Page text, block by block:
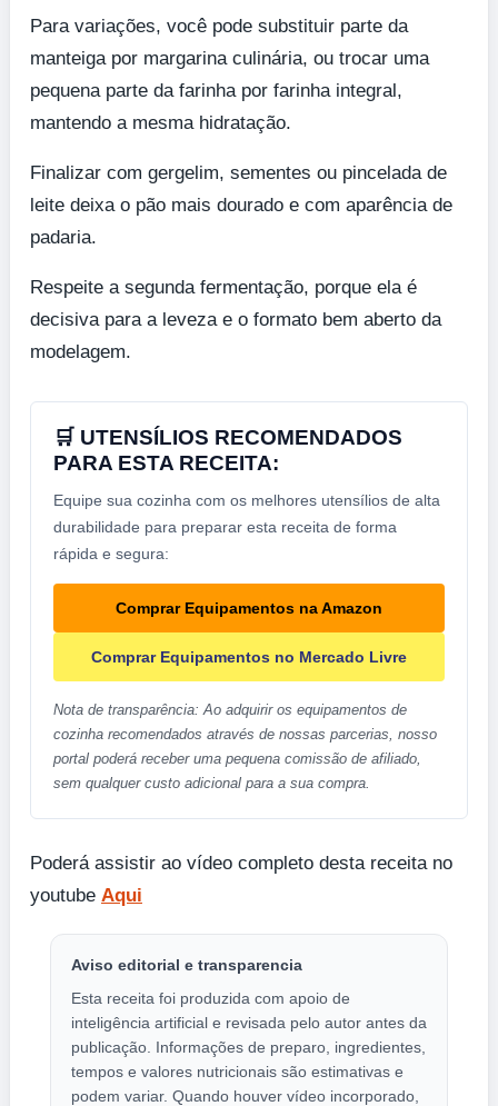
Para variações, você pode substituir parte da
manteiga por margarina culinária, ou trocar uma
pequena parte da farinha por farinha integral,
mantendo a mesma hidratação.
Finalizar com gergelim, sementes ou pincelada de
leite deixa o pão mais dourado e com aparência de
padaria.
Respeite a segunda fermentação, porque ela é
decisiva para a leveza e o formato bem aberto da
modelagem.
🛒 UTENSÍLIOS RECOMENDADOS
PARA ESTA RECEITA:
Equipe sua cozinha com os melhores utensílios de alta
durabilidade para preparar esta receita de forma
rápida e segura:
Comprar Equipamentos na Amazon
Comprar Equipamentos no Mercado Livre
Nota de transparência: Ao adquirir os equipamentos de
cozinha recomendados através de nossas parcerias, nosso
portal poderá receber uma pequena comissão de afiliado,
sem qualquer custo adicional para a sua compra.
Poderá assistir ao vídeo completo desta receita no
youtube Aqui
Aviso editorial e transparencia
Esta receita foi produzida com apoio de
inteligência artificial e revisada pelo autor antes da
publicação. Informações de preparo, ingredientes,
tempos e valores nutricionais são estimativas e
podem variar. Quando houver vídeo incorporado,